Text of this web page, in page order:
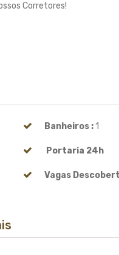
Corretores!
Banheiros :1
Portaria 24h
Vagas